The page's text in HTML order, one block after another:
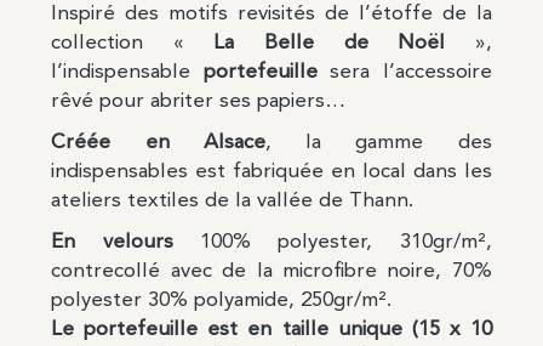
Inspiré des motifs revisités de l’étoffe de la
collection «
La Belle de Noël
»,
l’indispensable portefeuillesera l’accessoire
rêvé pour abriter ses papiers…
Créée en Alsace,
la gamme des
indispensables est fabriquée en local dans les
ateliers textiles de la vallée de Thann.
En velours100% polyester, 310gr/m²,
contrecollé avec de la microfibre noire, 70%
polyester 30% polyamide, 250gr/m².
Le portefeuille est en taille unique (15 x 10